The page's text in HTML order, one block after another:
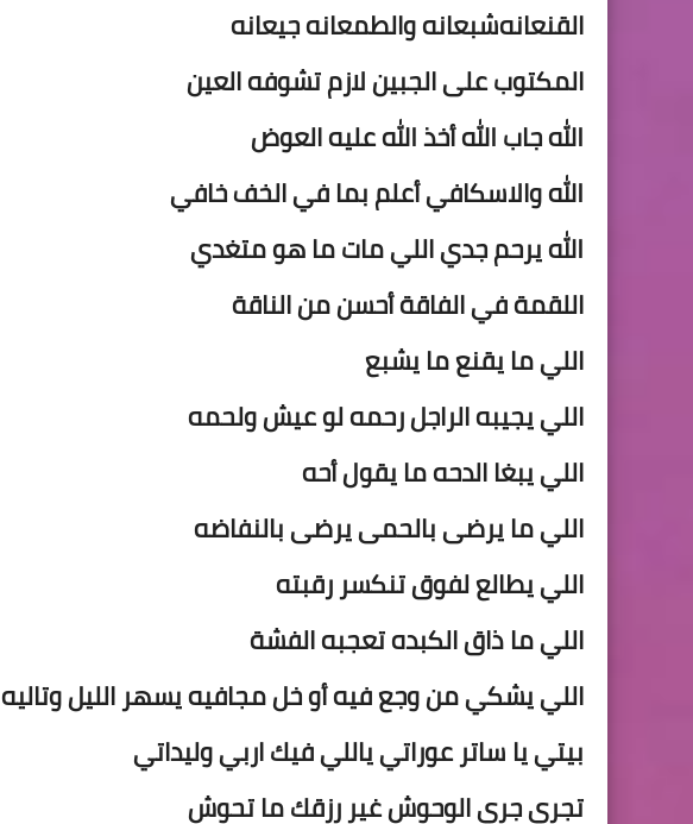
القنعانهشبعانه والطمعانه جيعانه
المكتوب على الجبين لازم تشوفه العين
الله جاب اللهأخذ الله عليه العوض
الله والاسكافي أعلم بما في الخف خافي
الله يرحم جدياللي مات ما هو متغدي
اللقمة في الفاقة أحسن من الناقة
اللي ما يقنع مايشبع
اللي يجيبه الراجل رحمه لو عيش ولحمه
اللي يبغا الدحه ما يقول أحه
اللي ما يرضى بالحمى يرضى بالنفاضه
اللي يطالع لفوق تنكسر رقبته
اللي ماذاق الكبده تعجبه الفشة
اللي يشكي من وجع فيه أو خل مجافيه يسهر الليل وتاليه
بيتي يا ساتر عوراتي ياللي فيك اربي وليداتي
تجري جري الوحوش غير رزقك ماتحوش